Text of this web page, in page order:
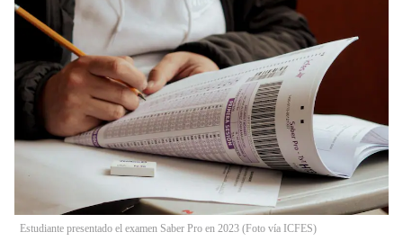
Estudiante presentado el examen Saber Pro en 2023 (Foto vía ICFES)